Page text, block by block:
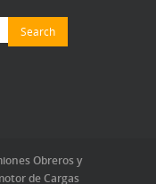
Obreros y
de Cargas